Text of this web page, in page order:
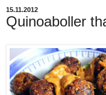
15.11.2012
Quinoaboller